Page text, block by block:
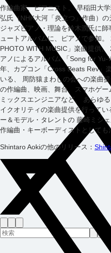
作編曲家、ピアニスト。 早稲田大
弘氏（NHK大河「炎立つ」作曲）
ジャズピアノ・理論を鈴木潤氏に
ュートアルバムに、ピアノで参加
PHOTO WITH MUSIC」楽曲提供
アノによるアルバム 「Song for
年、カプコン「Cross Beats Rev」
いる、 周防猿まわしの会への楽曲
の作編曲、映画、舞台、スマホゲー
ミックスエンジニアなど、 あらゆ
イクオリティの楽曲提供を行って
ー＆モデル・タレントの 藤崎ミシ
作編曲・キーボーディストとしても
Shintaro Aokiの他のリリース：